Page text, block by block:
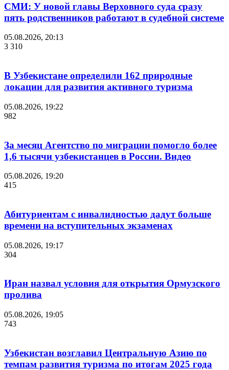
СМИ: У новой главы Верховного суда сразу
пять родственников работают в судебной системе
05.08.2026, 20:13
3 310
В Узбекистане определили 162 природные
локации для развития активного туризма
05.08.2026, 19:22
982
За месяц Агентство по миграции помогло более
1,6 тысячи узбекистанцев в России. Видео
05.08.2026, 19:20
415
Абитуриентам с инвалидностью дадут больше
времени на вступительных экзаменах
05.08.2026, 19:17
304
Иран назвал условия для открытия Ормузского
пролива
05.08.2026, 19:05
743
Узбекистан возглавил Центральную Азию по
темпам развития туризма по итогам 2025 года